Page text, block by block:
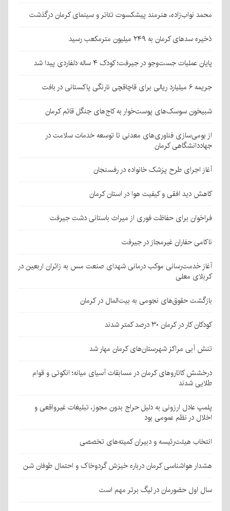
محمد نواب‌زاده، هنرمند پیشکسوت تئاتر و سینمای کرمان درگذشت
ذخیره سدهای کرمان به ۲۴۹ میلیون مترمکعب رسید
پایان عملیات جست‌وجو در جیرفت؛ کودک ۴ ساله دلفاردی پیدا شد
جریمه ۶ میلیارد ریالی برای قاچاقچی نارنگی پاکستانی در بافت
شبیخون سوسک‌های پوست‌خوار به کاج‌های جنگل قائم کرمان
از بومی‌سازی فناوری‌های معدنی تا توسعه خدمات سلامت در
جهاددانشگاهی کرمان
آغاز اجرای طرح پزشک خانواده در رفسنجان
کاهش دید افقی و کیفیت هوا در استان کرمان
فراخوان برای حفاظت فوری از میراث باستانی دشت جیرفت
ناکامی حفاران غیرمجاز در جیرفت
آغاز خدمت‌رسانی موکب درمانی شهدای صنعت مس به زائران اربعین در
کربلای معلی
بازگشت حقوق‌های نجومی به بیت‌المال در کرمان
کودکان کار در کرمان ۳۰ درصد کمتر شدند
تنش آبی مراکز شهرستان‌های کرمان مهار شد
درخشش کاتاروهای کرمان در مسابقات آسیای میانه؛ انکوتی و قوام
طلایی شدند
پلمپ عادل ارزونی به دليل حراج بدون مجوز، تبليغات غیرواقعی و
اخلال در نظم عمومی بود
انتخاب هیئت‌رئیسه و دبیران کمیته‌های تخصصی
هشدار هواشناسی کرمان درباره خیزش گردوخاک و احتمال طوفان شن
سال اول حضورمان در لیگ برتر مهم است